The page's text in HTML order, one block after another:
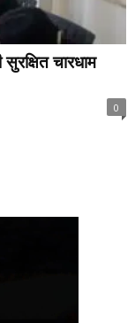
चारधाम
0